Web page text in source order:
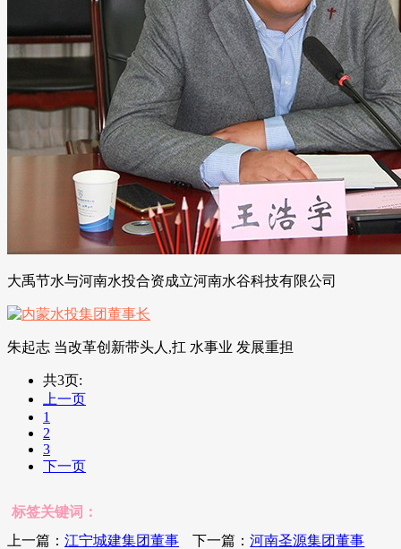
大禹节水与河南水投合资成立河南水谷科技有限公司
朱起志 当改革创新带头人,扛 水事业 发展重担
共3页:
上一页
1
2
3
下一页
标签关键词：
上一篇： 江宁城建集团董事
下一篇：河南圣源集团董事